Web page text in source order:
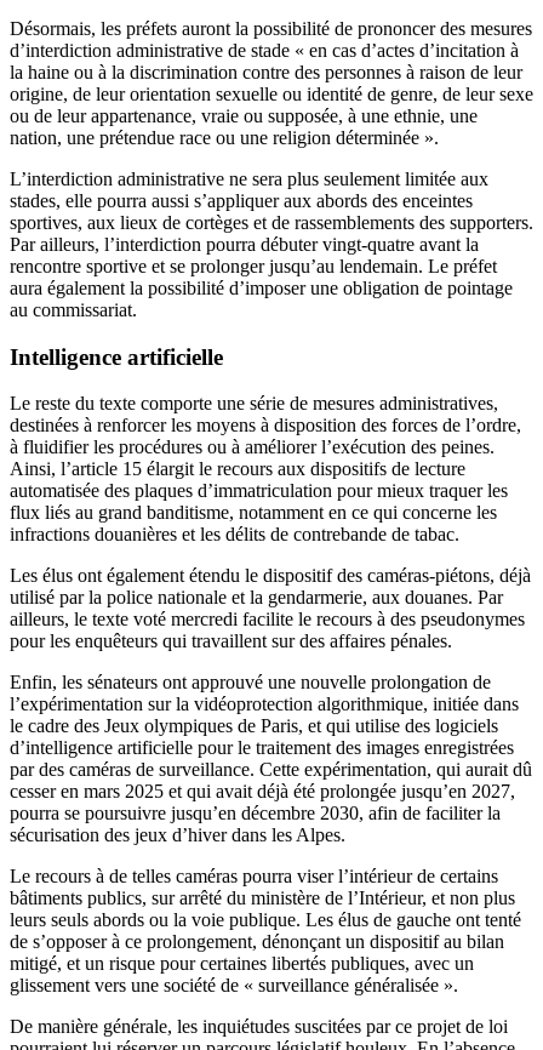
Désormais, les préfets auront la possibilité de prononcer des mesures
d’interdiction administrative de stade « en cas d’actes d’incitation à
la haine ou à la discrimination contre des personnes à raison de leur
origine, de leur orientation sexuelle ou identité de genre, de leur sexe
ou de leur appartenance, vraie ou supposée, à une ethnie, une
nation, une prétendue race ou une religion déterminée ».
L’interdiction administrative ne sera plus seulement limitée aux
stades, elle pourra aussi s’appliquer aux abords des enceintes
sportives, aux lieux de cortèges et de rassemblements des supporters.
Par ailleurs, l’interdiction pourra débuter vingt-quatre avant la
rencontre sportive et se prolonger jusqu’au lendemain. Le préfet
aura également la possibilité d’imposer une obligation de pointage
au commissariat.
Intelligence artificielle
Le reste du texte comporte une série de mesures administratives,
destinées à renforcer les moyens à disposition des forces de l’ordre,
à fluidifier les procédures ou à améliorer l’exécution des peines.
Ainsi, l’article 15 élargit le recours aux dispositifs de lecture
automatisée des plaques d’immatriculation pour mieux traquer les
flux liés au grand banditisme, notamment en ce qui concerne les
infractions douanières et les délits de contrebande de tabac.
Les élus ont également étendu le dispositif des caméras-piétons, déjà
utilisé par la police nationale et la gendarmerie, aux douanes. Par
ailleurs, le texte voté mercredi facilite le recours à des pseudonymes
pour les enquêteurs qui travaillent sur des affaires pénales.
Enfin, les sénateurs ont approuvé une nouvelle prolongation de
l’expérimentation sur la vidéoprotection algorithmique, initiée dans
le cadre des Jeux olympiques de Paris, et qui utilise des logiciels
d’intelligence artificielle pour le traitement des images enregistrées
par des caméras de surveillance. Cette expérimentation, qui aurait dû
cesser en mars 2025 et qui avait déjà été prolongée jusqu’en 2027,
pourra se poursuivre jusqu’en décembre 2030, afin de faciliter la
sécurisation des jeux d’hiver dans les Alpes.
Le recours à de telles caméras pourra viser l’intérieur de certains
bâtiments publics, sur arrêté du ministère de l’Intérieur, et non plus
leurs seuls abords ou la voie publique. Les élus de gauche ont tenté
de s’opposer à ce prolongement, dénonçant un dispositif au bilan
mitigé, et un risque pour certaines libertés publiques, avec un
glissement vers une société de « surveillance généralisée ».
De manière générale, les inquiétudes suscitées par ce projet de loi